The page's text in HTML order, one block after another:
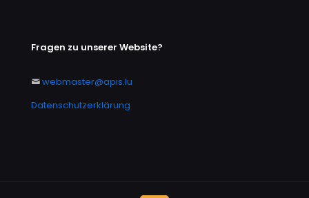
Fragen zu unserer Website?
webmaster@apis.lu
Datenschutzerklärung